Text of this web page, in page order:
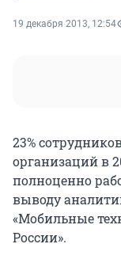
19 декабря 2013, 12:54
23%
организаций в
полноценно
выводу
«Мобильные
России».